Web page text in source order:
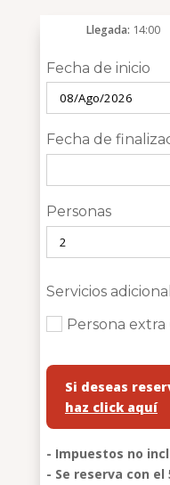
Llegada 14:00
Fecha de inicio
Fecha de
Personas
Servicios
Persona extra
Si deseas
haz click aquí
- Impuestos no
- Se reserva con el